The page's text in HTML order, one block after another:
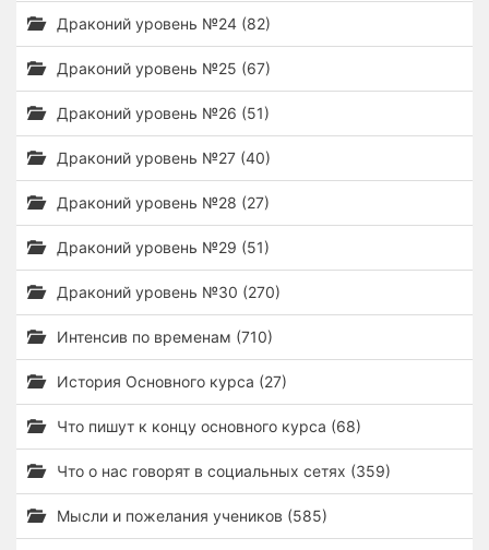
Драконий уровень №24 (82)
Драконий уровень №25 (67)
Драконий уровень №26 (51)
Драконий уровень №27 (40)
Драконий уровень №28 (27)
Драконий уровень №29 (51)
Драконий уровень №30 (270)
Интенсив по временам (710)
История Основного курса (27)
Что пишут к концу основного курса (68)
Что о нас говорят в социальных сетях (359)
Мысли и пожелания учеников (585)